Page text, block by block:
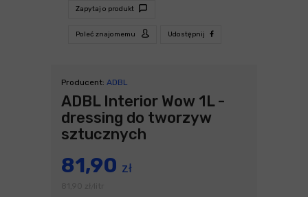
Zapytaj o produkt
Poleć znajomemu Udostępnij
Producent: ADBL
ADBL Interior Wow 1L -
dressing do tworzyw
sztucznych
81,90 zł